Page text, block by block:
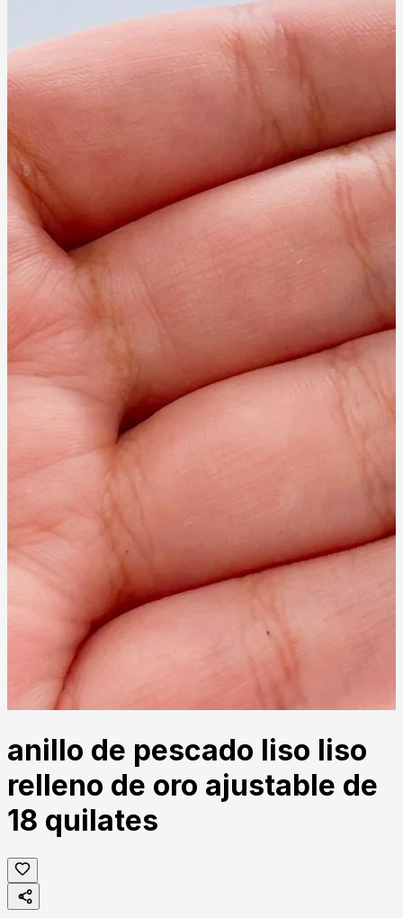
anillo de pescado liso liso
relleno de oro ajustable de
18 quilates